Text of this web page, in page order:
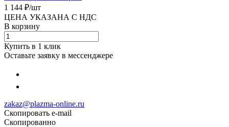
1 144 ₽/шт
ЦЕНА УКАЗАНА С НДС
В корзину
Купить в 1 клик
Оставьте заявку в мессенджере
zakaz@plazma-online.ru
Скопировать e-mail
Cкопированно